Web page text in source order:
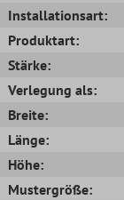
Installationsart:
Produktart:
Stärke:
Verlegung als:
Breite:
Länge:
Höhe:
Mustergröße: